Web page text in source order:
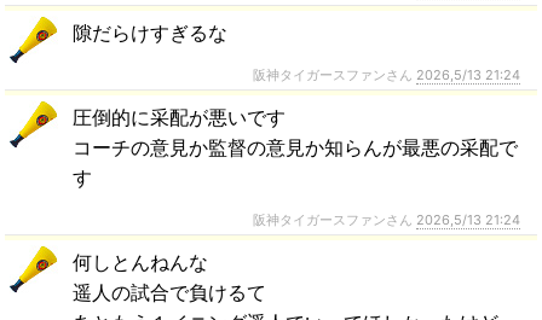
隙だらけすぎるな
阪神タイガースファンさん 2026,5/13 21:24
圧倒的に采配が悪いです
コーチの意見か監督の意見か知らんが最悪の采配で
す
阪神タイガースファンさん 2026,5/13 21:24
何しとんねんな
遥人の試合で負けるて